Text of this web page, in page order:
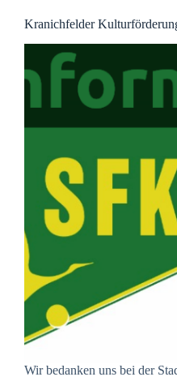
Kranichfelder
Wir bedanken uns bei der